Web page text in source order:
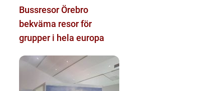
Bussresor Örebro
bekväma resor för
grupper i hela europa